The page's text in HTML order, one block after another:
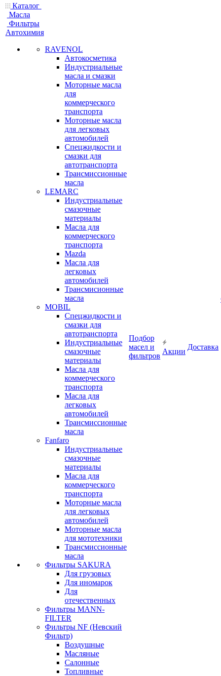
Каталог
Масла
Фильтры
Автохимия
RAVENOL
Автокосметика
Индустриальные
масла и смазки
Моторные масла
для
коммерческого
транспорта
Моторные масла
для легковых
автомобилей
Спецжидкости и
смазки для
автотранспорта
Трансмиссионные
масла
LEMARC
Индустриальные
смазочные
материалы
Масла для
коммерческого
транспорта
Mazda
Масла для
легковых
автомобилей
Трансмисионные
масла
MOBIL
Cпецжидкости и
смазки для
автотранспорта
Индустриальные
смазочные
материалы
Масла для
коммерческого
транспорта
Масла для
легковых
автомобилей
Трансмиссионные
масла
Fanfaro
Индустриальные
смазочные
материалы
Масла для
коммерческого
транспорта
Моторные масла
для легковых
автомобилей
Моторные масла
для мототехники
Трансмиссионные
масла
Фильтры SAKURA
Для грузовых
Для иномарок
Для
отечественных
Фильтры MANN-
FILTER
Фильтры NF (Невский
Фильтр)
Воздушные
Масляные
Салонные
Топливные
Подбор
масел и
фильтров
Акции
Доставка